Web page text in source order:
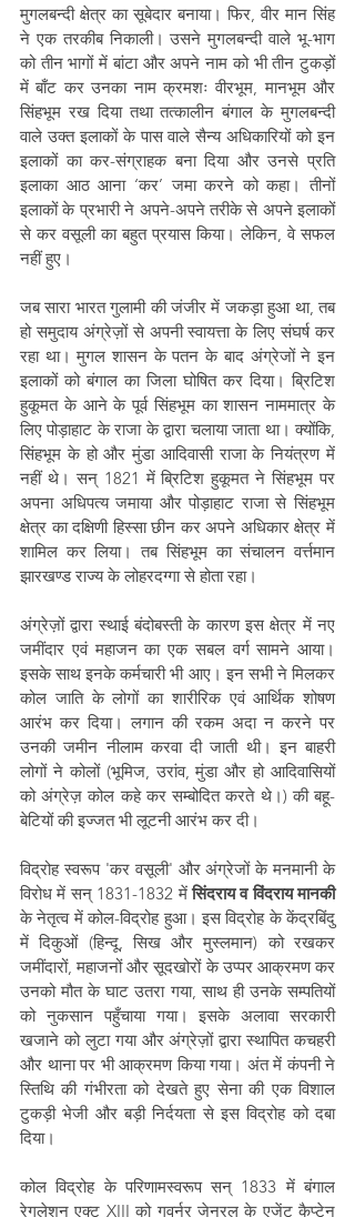
मुगलबन्दी क्षेत्र का सूबेदार बनाया। फिर, वीर मान सिंह
ने एक तरकीब निकाली। उसने मुगलबन्दी वाले भू-भाग
को तीन भागों में बांटा और अपने नाम को भी तीन टुकड़ों
में बाँट कर उनका नाम क्रमशः वीरभूम, मानभूम और
सिंहभूम रख दिया तथा तत्कालीन बंगाल के मुगलबन्दी
वाले उक्त इलाकों के पास वाले सैन्य अधिकारियों को इन
इलाकों का कर-संग्राहक बना दिया और उनसे प्रति
इलाका आठ आना ‘कर’ जमा करने को कहा। तीनों
इलाकों के प्रभारी ने अपने-अपने तरीके से अपने इलाकों
से कर वसूली का बहुत प्रयास किया। लेकिन, वे सफल
नहीं हुए।
जब सारा भारत गुलामी की जंजीर में जकड़ा हुआ था, तब
हो समुदाय अंग्रेज़ों से अपनी स्वायत्ता के लिए संघर्ष कर
रहा था। मुगल शासन के पतन के बाद अंग्रेजों ने इन
इलाकों को बंगाल का जिला घोषित कर दिया। ब्रिटिश
हुकूमत के आने के पूर्व सिंहभूम का शासन नाममात्र के
लिए पोड़ाहाट के राजा के द्वारा चलाया जाता था। क्योंकि,
सिंहभूम के हो और मुंडा आदिवासी राजा के नियंत्रण में
नहीं थे। सन् 1821 में ब्रिटिश हुकूमत ने सिंहभूम पर
अपना अधिपत्य जमाया और पोड़ाहाट राजा से सिंहभूम
क्षेत्र का दक्षिणी हिस्सा छीन कर अपने अधिकार क्षेत्र में
शामिल कर लिया। तब सिंहभूम का संचालन वर्त्तमान
झारखण्ड राज्य के लोहरदग्गा से होता रहा।
अंग्रेज़ों द्वारा स्थाई बंदोबस्ती के कारण इस क्षेत्र में नए
जमींदार एवं महाजन का एक सबल वर्ग सामने आया।
इसके साथ इनके कर्मचारी भी आए। इन सभी ने मिलकर
कोल जाति के लोगों का शारीरिक एवं आर्थिक शोषण
आरंभ कर दिया। लगान की रकम अदा न करने पर
उनकी जमीन नीलाम करवा दी जाती थी। इन बाहरी
लोगों ने कोलों (भूमिज, उरांव, मुंडा और हो आदिवासियों
को अंग्रेज़ कोल कहे कर सम्बोदित करते थे।) की बहू-
बेटियों की इज्जत भी लूटनी आरंभ कर दी।
विद्रोह स्वरूप 'कर वसूली' और अंग्रेजों के मनमानी के
विरोध में सन् 1831-1832 में सिंदराय व विंदराय मानकी
के नेतृत्व में कोल-विद्रोह हुआ। इस विद्रोह के केंद्रबिंदु
में दिकुओं (हिन्दू, सिख और मुस्लमान) को रखकर
जमींदारों, महाजनों और सूदखोरों के उप्पर आक्रमण कर
उनको मौत के घाट उतरा गया, साथ ही उनके सम्पतियों
को नुकसान पहुँचाया गया। इसके अलावा सरकारी
खजाने को लुटा गया और अंग्रेज़ों द्वारा स्थापित कचहरी
और थाना पर भी आक्रमण किया गया। अंत में कंपनी ने
स्तिथि की गंभीरता को देखते हुए सेना की एक विशाल
टुकड़ी भेजी और बड़ी निर्दयता से इस विद्रोह को दबा
दिया।
कोल विद्रोह के परिणामस्वरूप सन् 1833 में बंगाल
रेगुलेशन एक्ट XIII को गवर्नर जेनरल के एजेंट कैप्टेन